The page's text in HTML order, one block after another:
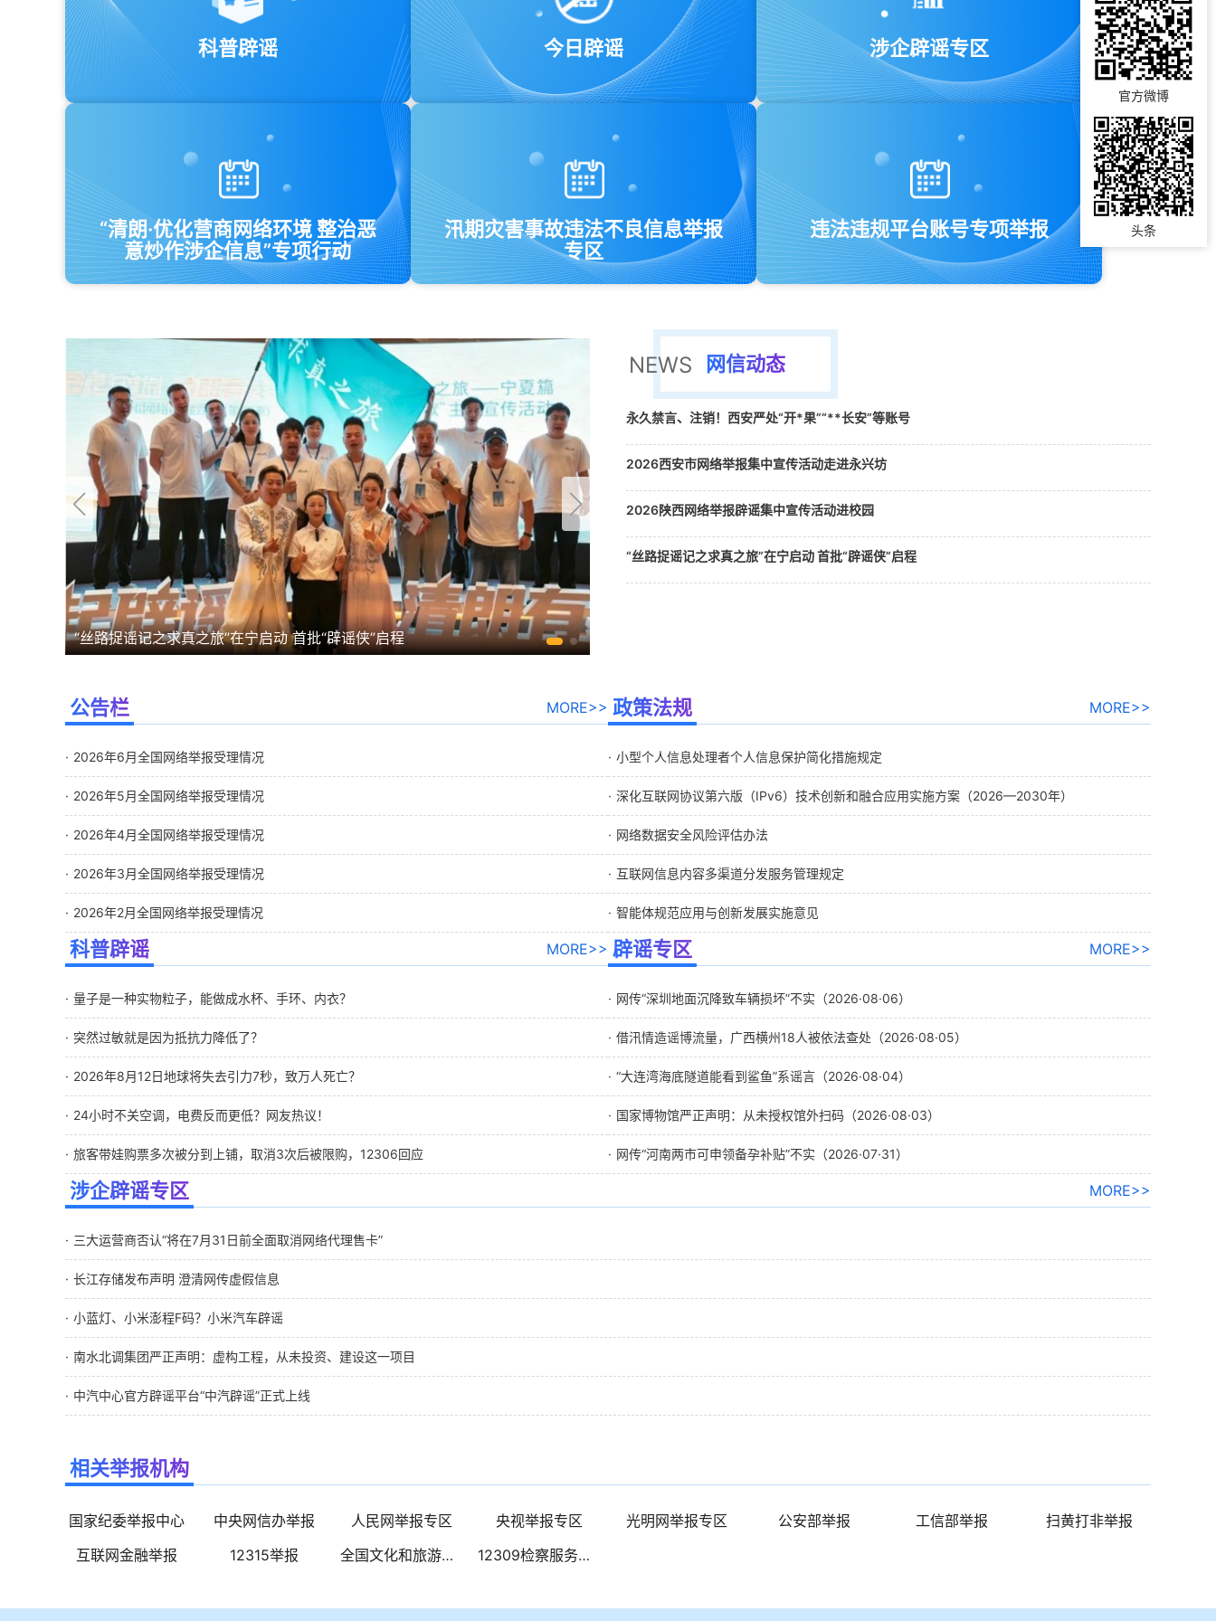
加载中...
官方微博
头条
科普辟谣 今日辟谣 涉企辟谣专区
“清朗·优化营商网络环境 整治恶
意炒作涉企信息”专项行动
汛期灾害事故违法不良信息举报
专区
违法违规平台账号专项举报
捉谣记之求真之旅”在宁启动 首批“辟谣侠”启程
多元发力护清朗 四大亮点看2026年中国网络文明大会网络辟谣论坛
网信动态
永久禁言、注销！西安严处“开*果”“**长安”等账号
2026西安市网络举报集中宣传活动走进永兴坊
2026陕西网络举报辟谣集中宣传活动进校园
“丝路捉谣记之求真之旅”在宁启动 首批“辟谣侠”启程
公告栏 MORE>>
2026年6月全国网络举报受理情况
2026年5月全国网络举报受理情况
2026年4月全国网络举报受理情况
2026年3月全国网络举报受理情况
2026年2月全国网络举报受理情况
政策法规 MORE>>
小型个人信息处理者个人信息保护简化措施规定
深化互联网协议第六版（IPv6）技术创新和融合应用实施方案（2026—2030年）
网络数据安全风险评估办法
互联网信息内容多渠道分发服务管理规定
智能体规范应用与创新发展实施意见
科普辟谣 MORE>>
量子是一种实物粒子，能做成水杯、手环、内衣？
突然过敏就是因为抵抗力降低了？
2026年8月12日地球将失去引力7秒，致万人死亡？
24小时不关空调，电费反而更低？网友热议！
旅客带娃购票多次被分到上铺，取消3次后被限购，12306回应
辟谣专区 MORE>>
网传“深圳地面沉降致车辆损坏”不实（2026·08·06）
借汛情造谣博流量，广西横州18人被依法查处（2026·08·05）
“大连湾海底隧道能看到鲨鱼”系谣言（2026·08·04）
国家博物馆严正声明：从未授权馆外扫码（2026·08·03）
网传“河南两市可申领备孕补贴”不实（2026·07·31）
涉企辟谣专区 MORE>>
三大运营商否认“将在7月31日前全面取消网络代理售卡”
长江存储发布声明 澄清网传虚假信息
小蓝灯、小米澎程F码？小米汽车辟谣
南水北调集团严正声明：虚构工程，从未投资、建设这一项目
中汽中心官方辟谣平台“中汽辟谣”正式上线
相关举报机构
国家纪委举报中心 中央网信办举报 人民网举报专区 央视举报专区 光明网举报专区 公安部举报 工信部举报
扫黄打非举报
互联网金融举报
12315举报 全国文化和旅游市场网上举报投诉处理系统 12309检察服务中心